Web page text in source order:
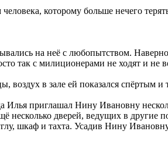
которому больше нечего
на неё с любопытством.
так с милиционерами не ходят и не
в зале ей показался спёртым
приглашал Нину Ивановну
несколько дверей, ведущих в
шкаф и тахта. Усадив Нину